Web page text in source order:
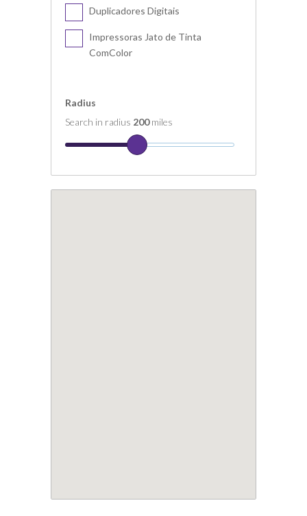
Duplicadores Digitais
Impressoras Jato de Tinta
ComColor
Radius
Search in radius 200miles